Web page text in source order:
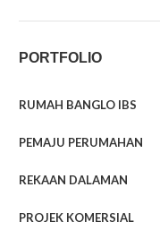
PORTFOLIO
RUMAH BANGLO IBS
PEMAJU PERUMAHAN
REKAAN DALAMAN
PROJEK KOMERSIAL